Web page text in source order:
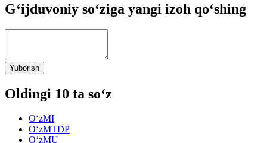
G‘ijduvoniy so‘ziga yangi izoh qo‘shing
Yuborish
Oldingi 10 ta so‘z
O‘zMI
O‘zMTDP
O‘zMU